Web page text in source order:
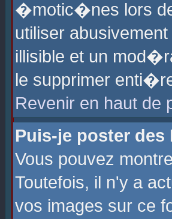
�motic�nes lors
utiliser
illisible et un
le supprimer
Revenir en haut de
Puis-je poster des
Vous pouvez
Toutefois, il n'y a
vos images sur ce